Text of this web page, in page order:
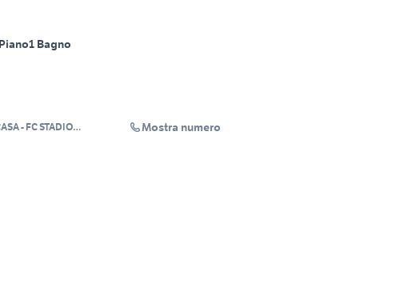
1 Bagno
- FC STADIO
Mostra numero